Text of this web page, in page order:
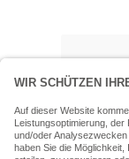
07243
SERVICE-HOTLINE